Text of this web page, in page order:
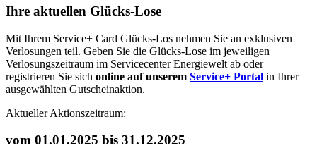
Ihre aktuellen Glücks-Lose
Mit Ihrem Service+ Card Glücks-Los nehmen Sie an exklusiven
Verlosungen teil. Geben Sie die Glücks-Lose im jeweiligen
Verlosungszeitraum im Servicecenter Energiewelt ab oder
registrieren Sie sich online auf unserem Service+ Portal in Ihrer
ausgewählten Gutscheinaktion.
Aktueller Aktionszeitraum:
vom 01.01.2025 bis 31.12.2025